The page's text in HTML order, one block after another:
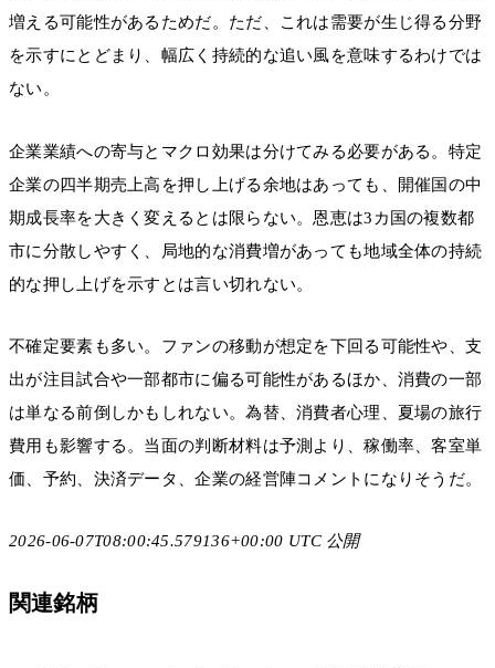
増える可能性があるためだ。ただ、これは需要が生じ得る分野
を示すにとどまり、幅広く持続的な追い風を意味するわけでは
ない。
企業業績への寄与とマクロ効果は分けてみる必要がある。特定
企業の四半期売上高を押し上げる余地はあっても、開催国の中
期成長率を大きく変えるとは限らない。恩恵は3カ国の複数都
市に分散しやすく、局地的な消費増があっても地域全体の持続
的な押し上げを示すとは言い切れない。
不確定要素も多い。ファンの移動が想定を下回る可能性や、支
出が注目試合や一部都市に偏る可能性があるほか、消費の一部
は単なる前倒しかもしれない。為替、消費者心理、夏場の旅行
費用も影響する。当面の判断材料は予測より、稼働率、客室単
価、予約、決済データ、企業の経営陣コメントになりそうだ。
2026-06-07T08:00:45.579136+00:00 UTC 公開
関連銘柄